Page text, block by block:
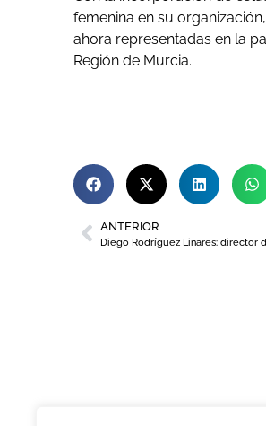
femenina en su
ahora representadas en la
Región de Murcia.
ANTERIOR